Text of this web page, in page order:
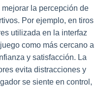
la percepción de
Por ejemplo, en tiros
utilizada en la interfaz
como más cercano a
y satisfacción. La
evita distracciones y
se siente en control,